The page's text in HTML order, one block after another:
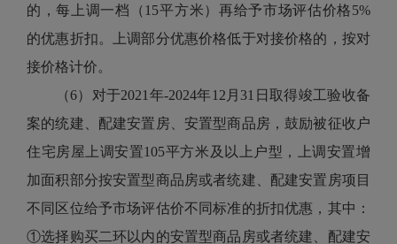
的，每上调一档（15平方米）再给予市场评估价格5%
的优惠折扣。上调部分优惠价格低于对接价格的，按对
接价格计价。
（6）对于2021年-2024年12月31日取得竣工验收备
案的统建、配建安置房、安置型商品房，鼓励被征收户
住宅房屋上调安置105平方米及以上户型，上调安置增
加面积部分按安置型商品房或者统建、配建安置房项目
不同区位给予市场评估价不同标准的折扣优惠，其中：
①选择购买二环以内的安置型商品房或者统建、配建安